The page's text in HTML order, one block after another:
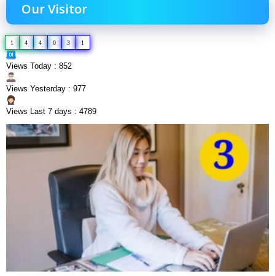
Our Visitor
1 4 4 0 3 1
Views Today : 852
Views Yesterday : 977
Views Last 7 days : 4789